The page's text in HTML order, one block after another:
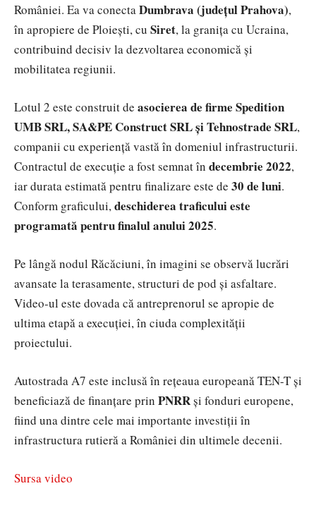
României. Ea va conectaDumbrava (județul Prahova),
în apropiere de Ploiești, cu Siret, la granița cu Ucraina,
contribuind decisiv la dezvoltarea economică și
mobilitatea regiunii.
Lotul 2 este construit de asocierea de firme Spedition
UMB SRL, SA&PE Construct SRL și Tehnostrade SRL,
companii cu experiență vastă în domeniul infrastructurii.
Contractul de execuție a fost semnat în decembrie 2022,
iar durata estimată pentru finalizare este de 30 de luni.
Conform graficului,deschiderea traficului este
programată pentru finalul anului 2025.
Pe lângă nodul Răcăciuni, în imagini se observă lucrări
avansate la terasamente, structuri de pod și asfaltare.
Video-ul este dovada că antreprenorul se apropie de
ultima etapă a execuției, în ciuda complexității
proiectului.
Autostrada A7 este inclusă în rețeaua europeană TEN-T și
beneficiază de finanțare prin PNRRși fonduri europene,
fiind una dintre cele mai importante investiții în
infrastructura rutieră a României din ultimele decenii.
Sursa video